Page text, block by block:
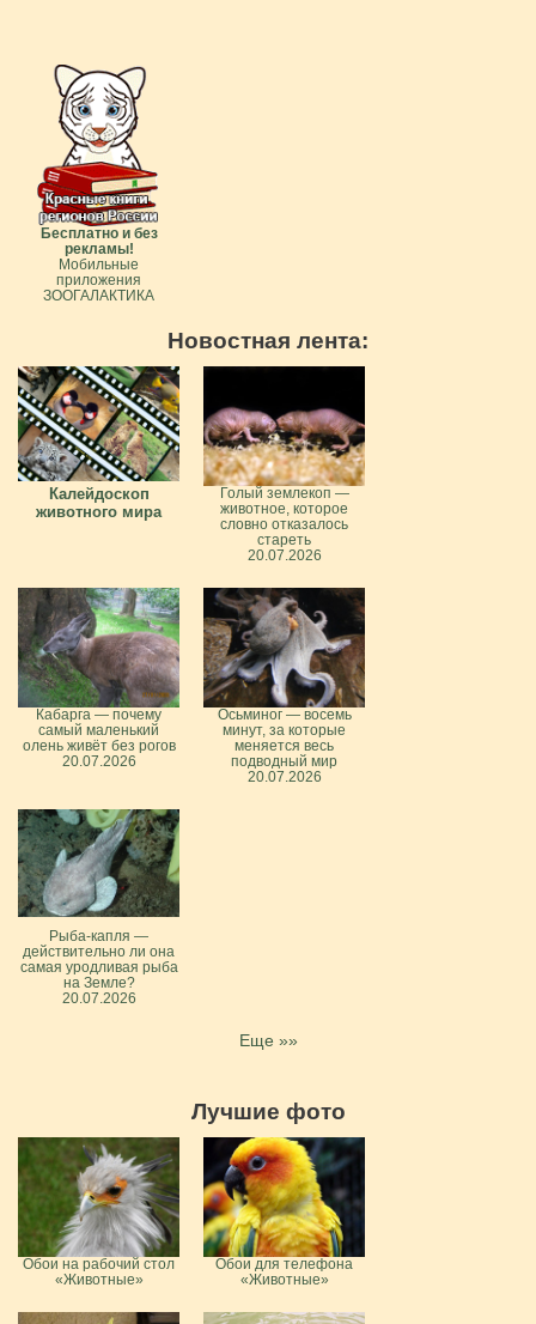
Бесплатно и без
рекламы!
Мобильные
приложения
ЗООГАЛАКТИКА
Новостная лента:
Калейдоскоп
животного мира
Голый землекоп —
животное, которое
словно отказалось
стареть
20.07.2026
Кабарга — почему
самый маленький
олень живёт без рогов
20.07.2026
Осьминог — восемь
минут, за которые
меняется весь
подводный мир
20.07.2026
Рыба-капля —
действительно ли она
самая уродливая рыба
на Земле?
20.07.2026
Еще »»
Лучшие фото
Обои на рабочий стол
«Животные»
Обои для телефона
«Животные»